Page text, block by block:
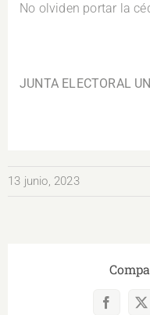
No olviden portar la
JUNTA ELECTORAL
13 junio, 2023
Facebook
X